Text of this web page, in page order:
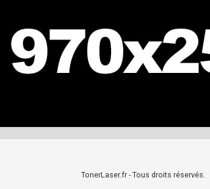
TonerLaser.fr - Tous droits réservés.